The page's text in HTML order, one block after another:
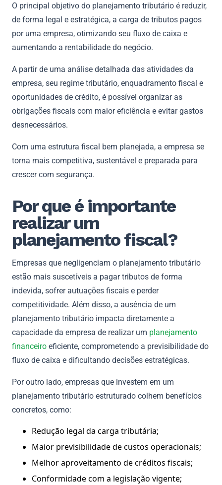
O principal objetivo do planejamento tributário é reduzir,
de forma legal e estratégica, a carga de tributos pagos
por uma empresa, otimizando seu fluxo de caixa e
aumentando a rentabilidade do negócio.
A partir de uma análise detalhada das atividades da
empresa, seu regime tributário, enquadramento fiscal e
oportunidades de crédito, é possível organizar as
obrigações fiscais com maior eficiência e evitar gastos
desnecessários.
Com uma estrutura fiscal bem planejada, a empresa se
torna mais competitiva, sustentável e preparada para
crescer com segurança.
Por que é importante
realizar um
planejamento fiscal?
Empresas que negligenciam o planejamento tributário
estão mais suscetíveis a pagar tributos de forma
indevida, sofrer autuações fiscais e perder
competitividade. Além disso, a ausência de um
planejamento tributário impacta diretamente a
capacidade da empresa de realizar um planejamento
financeiro eficiente, comprometendo a previsibilidade do
fluxo de caixa e dificultando decisões estratégicas.
Por outro lado, empresas que investem em um
planejamento tributário estruturado colhem benefícios
concretos, como:
Redução legal da carga tributária;
Maior previsibilidade de custos operacionais;
Melhor aproveitamento de créditos fiscais;
Conformidade com a legislação vigente;